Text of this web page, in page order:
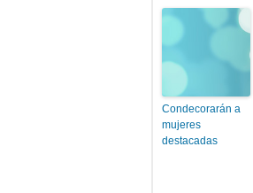
Condecorarán a
mujeres
destacadas